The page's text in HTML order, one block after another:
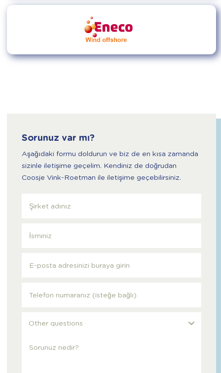
Sorunuz var mı?
Aşağıdaki formu doldurun ve biz de en kısa zamanda
sizinle iletişime geçelim. Kendiniz de doğrudan
Coosje Vink-Roetman ile iletişime geçebilirsiniz.
Other questions